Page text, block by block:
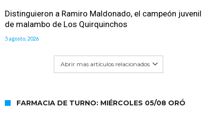
Distinguieron a Ramiro Maldonado, el campeón juvenil
de malambo de Los Quirquinchos
5 agosto, 2026
Abrir mas artículos relacionados
FARMACIA DE TURNO: MIÉRCOLES 05/08 ORÓ